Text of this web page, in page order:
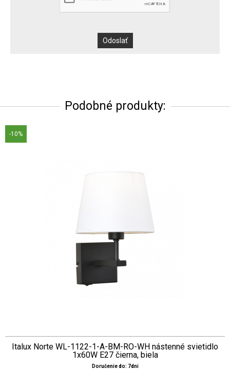
Podobné produkty:
-10%
Italux Norte WL-1122-1-A-BM-RO-WH nástenné svietidlo
1x60W E27 čierna, biela
Doručenie do: 7dni